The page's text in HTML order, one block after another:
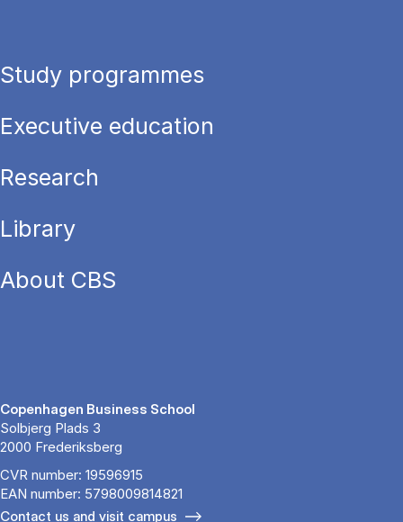
Study programmes
Executive education
Research
Library
About CBS
Copenhagen Business School
Solbjerg Plads 3
2000 Frederiksberg
CVR number: 19596915
EAN number: 5798009814821
Contact us and visit campus